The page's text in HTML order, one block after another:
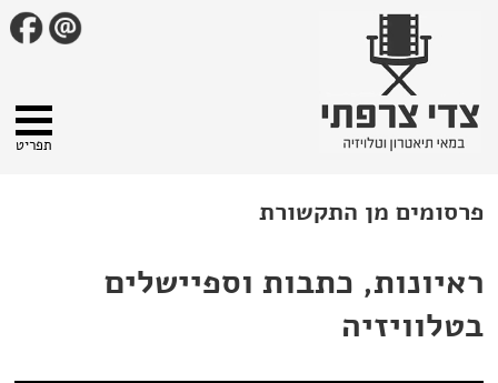
פרסומים מן התקשורת
ראיונות, כתבות וספיישלים
בטלוויזיה
תפריט